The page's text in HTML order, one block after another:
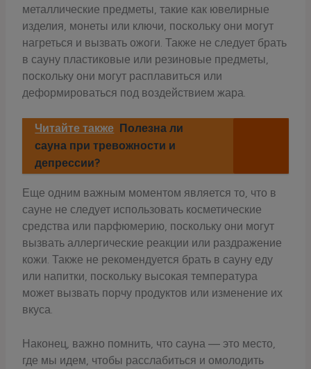
металлические предметы, такие как ювелирные
изделия, монеты или ключи, поскольку они могут
нагреться и вызвать ожоги. Также не следует брать
в сауну пластиковые или резиновые предметы,
поскольку они могут расплавиться или
деформироваться под воздействием жара.
Читайте также Полезна ли
сауна при тревожности и
депрессии?
Еще одним важным моментом является то, что в
сауне не следует использовать косметические
средства или парфюмерию, поскольку они могут
вызвать аллергические реакции или раздражение
кожи. Также не рекомендуется брать в сауну еду
или напитки, поскольку высокая температура
может вызвать порчу продуктов или изменение их
вкуса.
Наконец, важно помнить, что сауна — это место,
где мы идем, чтобы расслабиться и омолодить